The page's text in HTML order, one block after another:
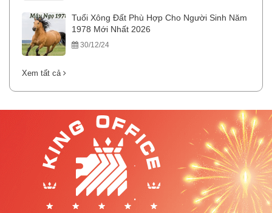
Tuổi Xông Đất Phù Hợp Cho Người Sinh Năm
1978 Mới Nhất 2026
30/12/24
Xem tất cả
.
.